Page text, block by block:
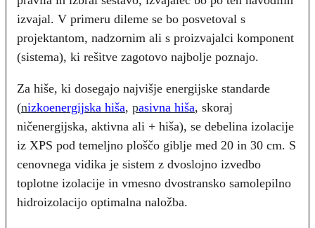
izvajal. V primeru dileme se bo posvetoval s
projektantom, nadzornim ali s proizvajalci komponent
(sistema), ki rešitve zagotovo najbolje poznajo.
Za hiše, ki dosegajo najvišje energijske standarde
(nizkoenergijska hiša, pasivna hiša, skoraj
ničenergijska, aktivna ali + hiša), se debelina izolacije
iz XPS pod temeljno ploščo giblje med 20 in 30 cm. S
cenovnega vidika je sistem z dvoslojno izvedbo
toplotne izolacije in vmesno dvostransko samolepilno
hidroizolacijo optimalna naložba.